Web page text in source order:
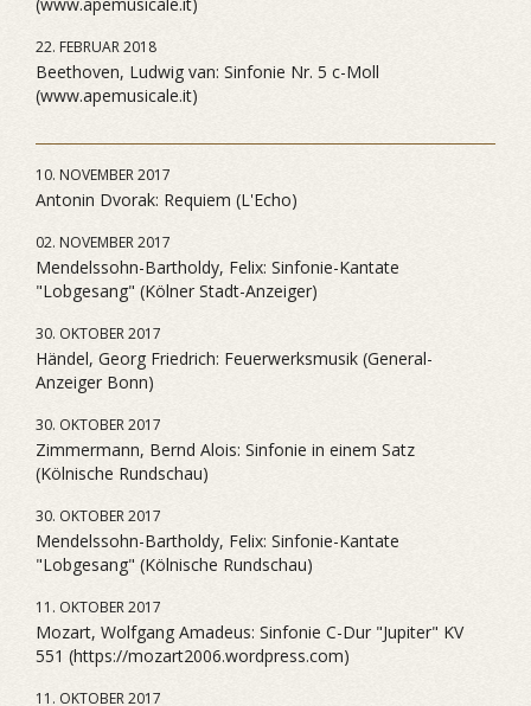
22. FEBRUAR 2018
Beethoven, Ludwig van: Sinfonie Nr. 5 c-Moll
(www.apemusicale.it)
10. NOVEMBER 2017
Antonin Dvorak: Requiem (L'Echo)
02. NOVEMBER 2017
Mendelssohn-Bartholdy, Felix: Sinfonie-Kantate
"Lobgesang" (Kölner Stadt-Anzeiger)
30. OKTOBER 2017
Händel, Georg Friedrich: Feuerwerksmusik (General-
Anzeiger Bonn)
30. OKTOBER 2017
Zimmermann, Bernd Alois: Sinfonie in einem Satz
(Kölnische Rundschau)
30. OKTOBER 2017
Mendelssohn-Bartholdy, Felix: Sinfonie-Kantate
"Lobgesang" (Kölnische Rundschau)
11. OKTOBER 2017
Mozart, Wolfgang Amadeus: Sinfonie C-Dur "Jupiter" KV
551 (https://mozart2006.wordpress.com)
11. OKTOBER 2017